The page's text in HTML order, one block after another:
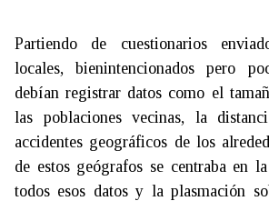
Partiendo de cuestionarios
locales, bienintencionados pero
debían registrar datos como el
las poblaciones vecinas, la
accidentes geográficos de los
de estos geógrafos se centraba en
todos esos datos y la plasmación